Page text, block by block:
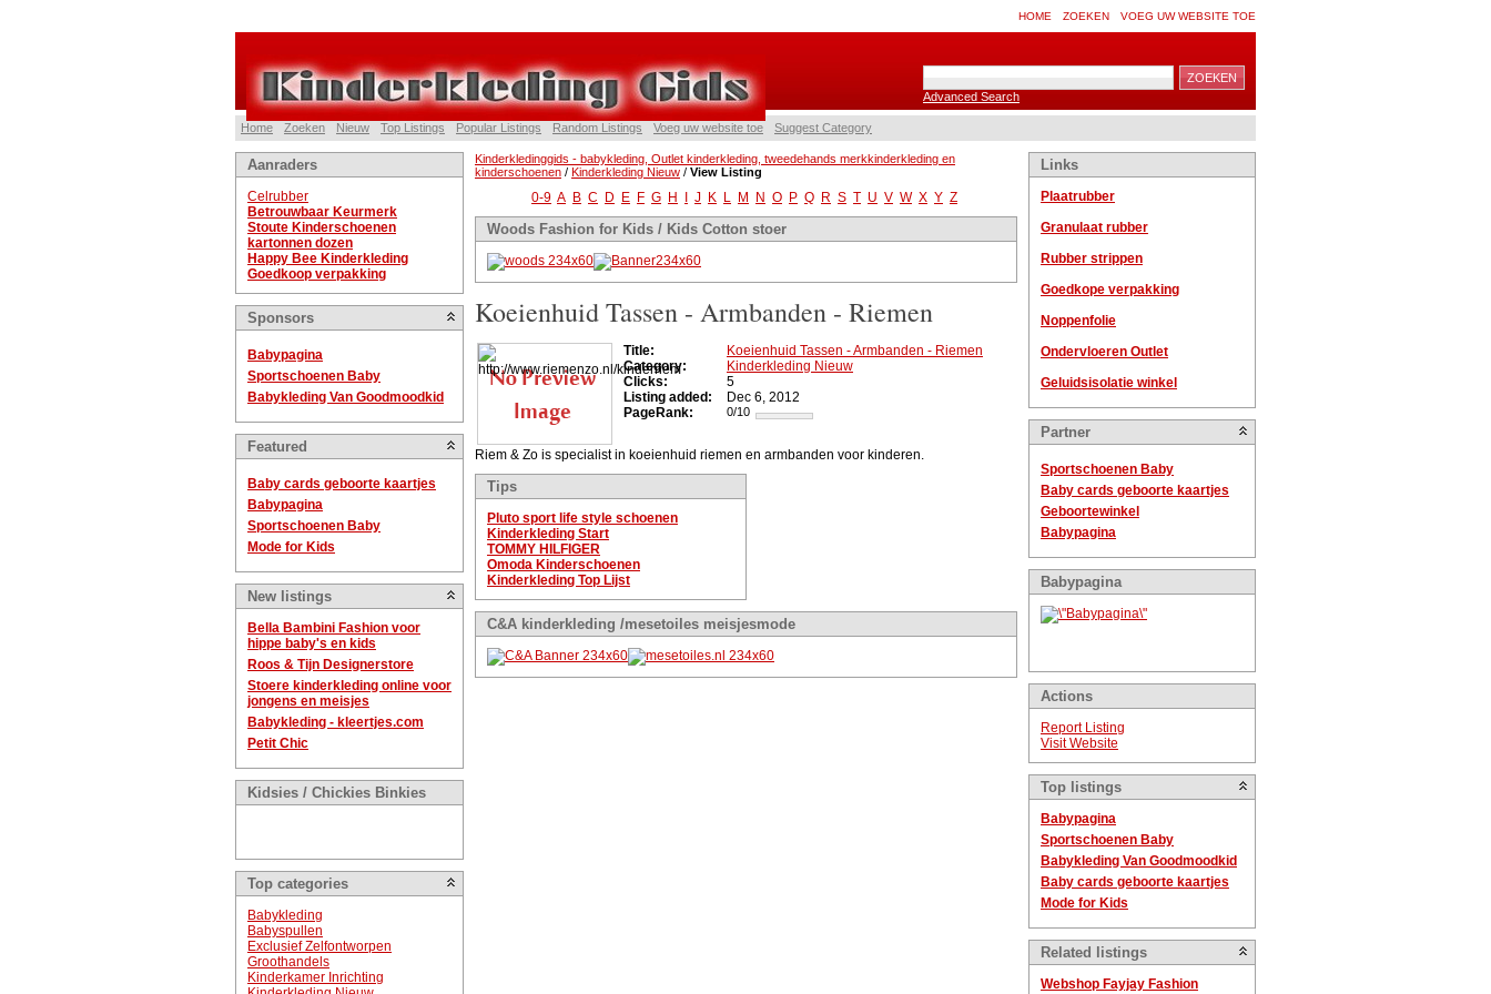
HOME ZOEKEN VOEG UW WEBSITE TOE
Advanced Search
Home Zoeken Nieuw Top Listings Popular Listings Random Listings Voeg uw website toe Suggest Category
Aanraders
Celrubber
Betrouwbaar Keurmerk
Stoute Kinderschoenen
kartonnen dozen
Happy Bee Kinderkleding
Goedkoop verpakking
Sponsors
Babypagina
Sportschoenen Baby
Babykleding Van Goodmoodkid
Featured
Baby cards geboorte kaartjes
Babypagina
Sportschoenen Baby
Mode for Kids
New listings
Bella Bambini Fashion voor
hippe baby's en kids
Roos & Tijn Designerstore
Stoere kinderkleding online voor
jongens en meisjes
Babykleding - kleertjes.com
Petit Chic
Kidsies / Chickies Binkies
Top categories
Babykleding
Babyspullen
Exclusief Zelfontworpen
Groothandels
Kinderkamer Inrichting
Kinderkledinggids - babykleding, Outlet kinderkleding, tweedehands merkkinderkleding en
kinderschoenen / Kinderkleding Nieuw / View Listing
0-9 A B C D E F G H J K L M N O P Q R S T U V W X Y Z
Woods Fashion for Kids / Kids Cotton stoer
Koeienhuid Tassen - Armbanden - Riemen
Title:
Koeienhuid Tassen - Armbanden - Riemen
Category:
Kinderkleding Nieuw
Clicks:
5
Listing added:
Dec 6, 2012
PageRank:
0/10
Riem & Zo is specialist in koeienhuid riemen en armbanden voor kinderen.
Tips
Pluto sport life style schoenen
Kinderkleding Start
TOMMY HILFIGER
Omoda Kinderschoenen
Kinderkleding Top Lijst
C&A kinderkleding /mesetoiles meisjesmode
Links
Plaatrubber
Granulaat rubber
Rubber strippen
Goedkope verpakking
Noppenfolie
Ondervloeren Outlet
Geluidsisolatie winkel
Partner
Sportschoenen Baby
Baby cards geboorte kaartjes
Geboortewinkel
Babypagina
Babypagina
Actions
Report Listing
Visit Website
Top listings
Babypagina
Sportschoenen Baby
Babykleding Van Goodmoodkid
Baby cards geboorte kaartjes
Mode for Kids
Related listings
Webshop Fayjay Fashion